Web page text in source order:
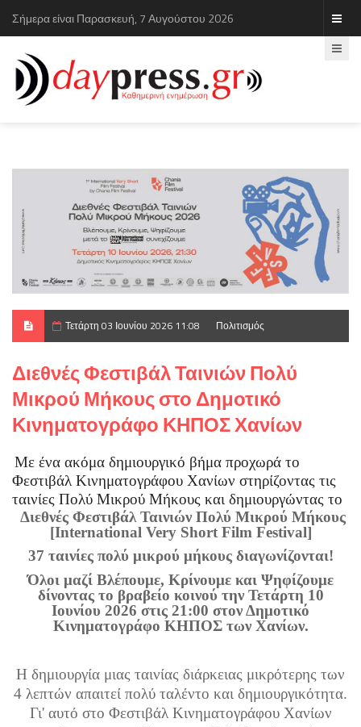
Σήμερα είναι Παρασκευή, 7 Αυγούστου 2026
Τετάρτη 03 Ιουνίου 2026 11:08 Πολιτισμός
Διεθνές Φεστιβάλ Ταινιών Πολύ
Μικρού Μήκους στο Δημοτικό
Κινηματογράφο ΚΗΠΟΣ Χανίων
Με ένα ακόμα δημιουργικό βήμα προχωρά το
Φεστιβάλ Κινηματογράφου Χανίων στηρίζοντας τις
ταινίες Πολύ Μικρού Μήκους και δημιουργώντας το
Διεθνές Φεστιβάλ Ταινιών Πολύ Μικρού Μήκους
[International Very Short Film Festival]
37 ταινίες πολύ μικρού μήκους διαγωνίζονται!
Όλοι μαζί Βλέπουμε, Κρίνουμε και Ψηφίζουμε
δίνοντας το βραβείο κοινού την Τετάρτη 10
Ιουνίου 2026 στις 21:00 στον Δημοτικό
Κινηματογράφο ΚΗΠΟΣ των Χανίων.
H δημιουργία μιας ταινίας διάρκειας μικρότερης των
4 λεπτών απαιτεί πολύ ταλέντο και δημιουργικότητα.
Γι' αυτό στο Φεστιβάλ Κινηματογράφου Χανίων